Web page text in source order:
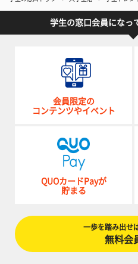
学生の窓口会員になっ
会員限定の
コンテンツやイベント
QUOカードPayが
貯まる
一歩を踏み出せ
無料会